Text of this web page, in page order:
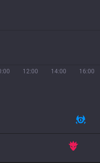
12:00 14:00 16:00